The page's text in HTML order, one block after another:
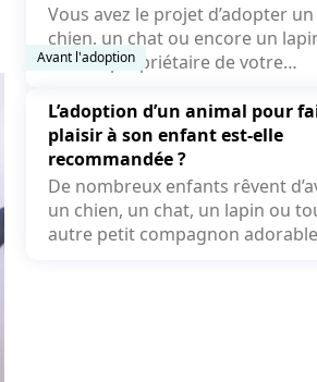
Vous avez le projet d’adopter un
chien, un chat ou encore un
Mais le propriétaire de votre
Avant l'adoption
L’adoption d’un animal pour
plaisir à son enfant est-elle
recommandée ?
De nombreux enfants rêvent
un chien, un chat, un lapin ou
autre petit compagnon